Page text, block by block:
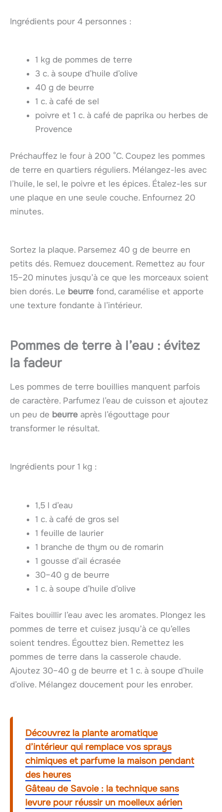
Ingrédients pour 4 personnes :
1 kg de pommes de terre
3 c. à soupe d’huile d’olive
40 g de beurre
1 c. à café de sel
poivre et 1 c. à café de paprika ou herbes de
Provence
Préchauffez le four à 200 °C. Coupez les pommes
de terre en quartiers réguliers. Mélangez-les avec
l’huile, le sel, le poivre et les épices. Étalez-les sur
une plaque en une seule couche. Enfournez 20
minutes.
Sortez la plaque. Parsemez 40 g de beurre en
petits dés. Remuez doucement. Remettez au four
15–20 minutes jusqu’à ce que les morceaux soient
bien dorés. Le beurre fond, caramélise et apporte
une texture fondante à l’intérieur.
Pommes de terre à l’eau : évitez
la fadeur
Les pommes de terre bouillies manquent parfois
de caractère. Parfumez l’eau de cuisson et ajoutez
un peu de beurre après l’égouttage pour
transformer le résultat.
Ingrédients pour 1 kg :
1,5 l d’eau
1 c. à café de gros sel
1 feuille de laurier
1 branche de thym ou de romarin
1 gousse d’ail écrasée
30–40 g de beurre
1 c. à soupe d’huile d’olive
Faites bouillir l’eau avec les aromates. Plongez les
pommes de terre et cuisez jusqu’à ce qu’elles
soient tendres. Égouttez bien. Remettez les
pommes de terre dans la casserole chaude.
Ajoutez 30–40 g de beurre et 1 c. à soupe d’huile
d’olive. Mélangez doucement pour les enrober.
Découvrez la plante aromatique
d’intérieur qui remplace vos sprays
chimiques et parfume la maison pendant
des heures
Gâteau de Savoie : la technique sans
levure pour réussir un moelleux aérien